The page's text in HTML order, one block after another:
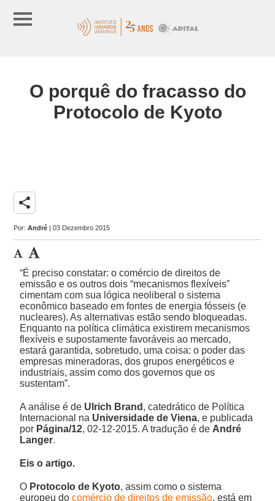
O porquê do fracasso do
Protocolo de Kyoto
share
Por:André | 03 Dezembro 2015
“É preciso constatar: o comércio de direitos de
emissão e os outros dois “mecanismos flexíveis”
cimentam com sua lógica neoliberal o sistema
econômico baseado em fontes de energia fósseis (e
nucleares). As alternativas estão sendo bloqueadas.
Enquanto na política climática existirem mecanismos
flexíveis e supostamente favoráveis ao mercado,
estará garantida, sobretudo, uma coisa: o poder das
empresas mineradoras, dos grupos energéticos e
industriais, assim como dos governos que os
sustentam”.
A análise é de Ulrich Brand , catedrático de Política
Internacional na Universidade de Viena, e publicada
por Página/12, 02-12-2015. A tradução é de André
Langer.
Eis o artigo.
O Protocolo de Kyoto, assim como o sistema
europeu docomércio de direitos de emissão, está em